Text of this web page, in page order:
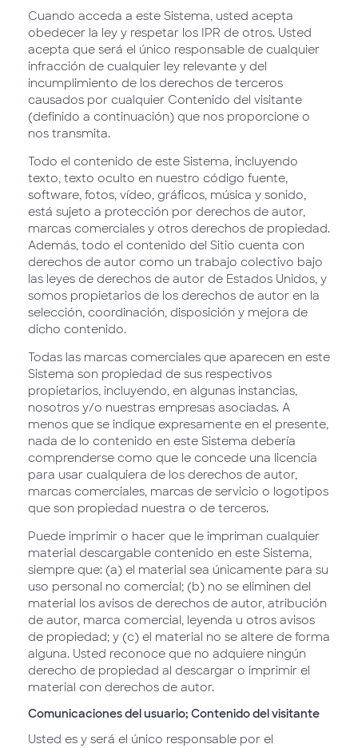
Cuando acceda a este Sistema, usted acepta
obedecer la ley y respetar los IPR de otros. Usted
acepta que será el único responsable de cualquier
infracción de cualquier ley relevante y del
incumplimiento de los derechos de terceros
causados por cualquier Contenido del visitante
(definido a continuación) que nos proporcione o
nos transmita.
Todo el contenido de este Sistema, incluyendo
texto, texto oculto en nuestro código fuente,
software, fotos, vídeo, gráficos, música y sonido,
está sujeto a protección por derechos de autor,
marcas comerciales y otros derechos de propiedad.
Además, todo el contenido del Sitio cuenta con
derechos de autor como un trabajo colectivo bajo
las leyes de derechos de autor de Estados Unidos, y
somos propietarios de los derechos de autor en la
selección, coordinación, disposición y mejora de
dicho contenido.
Todas las marcas comerciales que aparecen en este
Sistema son propiedad de sus respectivos
propietarios, incluyendo, en algunas instancias,
nosotros y/o nuestras empresas asociadas. A
menos que se indique expresamente en el presente,
nada de lo contenido en este Sistema debería
comprenderse como que le concede una licencia
para usar cualquiera de los derechos de autor,
marcas comerciales, marcas de servicio o logotipos
que son propiedad nuestra o de terceros.
Puede imprimir o hacer que le impriman cualquier
material descargable contenido en este Sistema,
siempre que: (a) el material sea únicamente para su
uso personal no comercial; (b) no se eliminen del
material los avisos de derechos de autor, atribución
de autor, marca comercial, leyenda u otros avisos
de propiedad; y (c) el material no se altere de forma
alguna. Usted reconoce que no adquiere ningún
derecho de propiedad al descargar o imprimir el
material con derechos de autor.
Comunicaciones del usuario; Contenido del visitante
Usted es y será el único responsable por el